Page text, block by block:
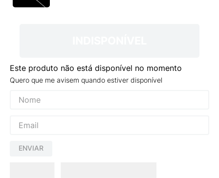
Este produto não está disponível no momento
Quero que me avisem quando estiver disponível
ENVIAR
VANS TÊNIS VANS ULTRARANGE